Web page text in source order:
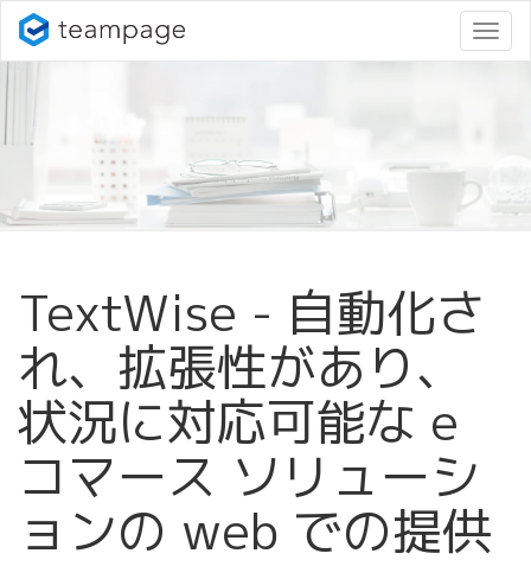
ナ
ビ
TextWise - 自動化さ
れ、拡張性があり、
状況に対応可能な e
コマース ソリューシ
ョンの web での提供